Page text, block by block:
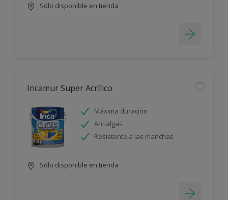
Sólo disponible en tienda
Incamur Super Acrílico
Máxima duración
Antialgas
Resistente a las manchas
Sólo disponible en tienda